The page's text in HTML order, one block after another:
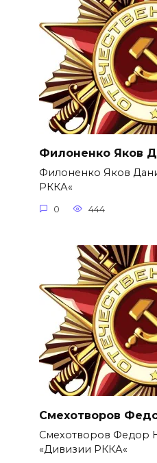
Филоненко Яков
Филоненко Яков
РККА«
0 444
Смехотворов
Смехотворов Федор
«Дивизии РККА«